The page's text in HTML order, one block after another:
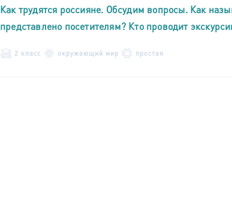
Как трудятся россияне. Обсудим вопросы. Как
представлено посетителям? Кто проводит
2 класс окружающий мир простая